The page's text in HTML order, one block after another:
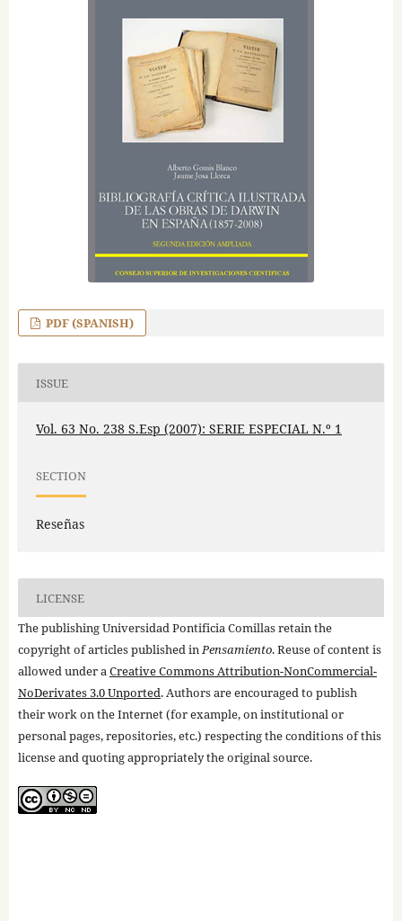
PDF (SPANISH)
ISSUE
Vol. 63 No. 238 S.Esp (2007): SERIE ESPECIAL N.º 1
SECTION
Reseñas
LICENSE
The publishing Universidad Pontificia Comillas retain the
copyright of articles published inPensamiento. Reuse of content is
allowed under aCreative Commons Attribution-NonCommercial-
NoDerivates 3.0 Unported. Authors are encouraged to publish
their work on the Internet (for example, on institutional or
personal pages, repositories, etc.) respecting the conditions of this
license and quoting appropriately the original source.